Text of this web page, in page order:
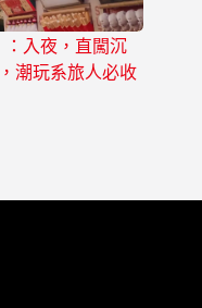
：入夜，直闖沉
潮玩系旅人必收